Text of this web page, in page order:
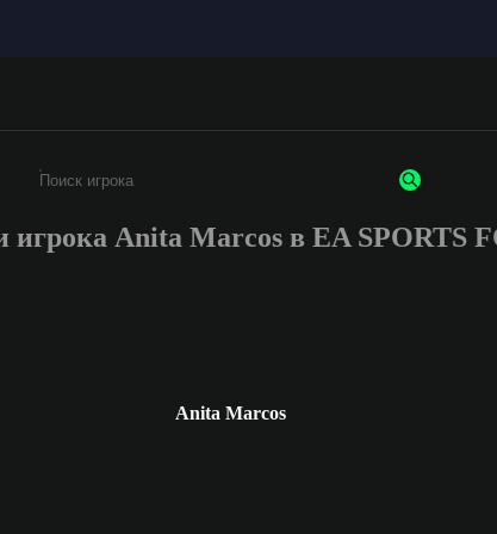
Введите не менее 3 символов или цифр
игрока Anita Marcos в EA SPORTS
Anita Marcos